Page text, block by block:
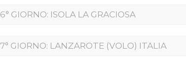
6° GIORNO: ISOLA LA GRACIOSA
7° GIORNO: LANZAROTE (VOLO) ITALIA